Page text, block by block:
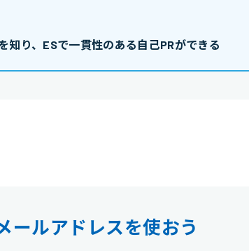
知り、ESで一貫性のある自己PRができる
ールアドレスを使おう